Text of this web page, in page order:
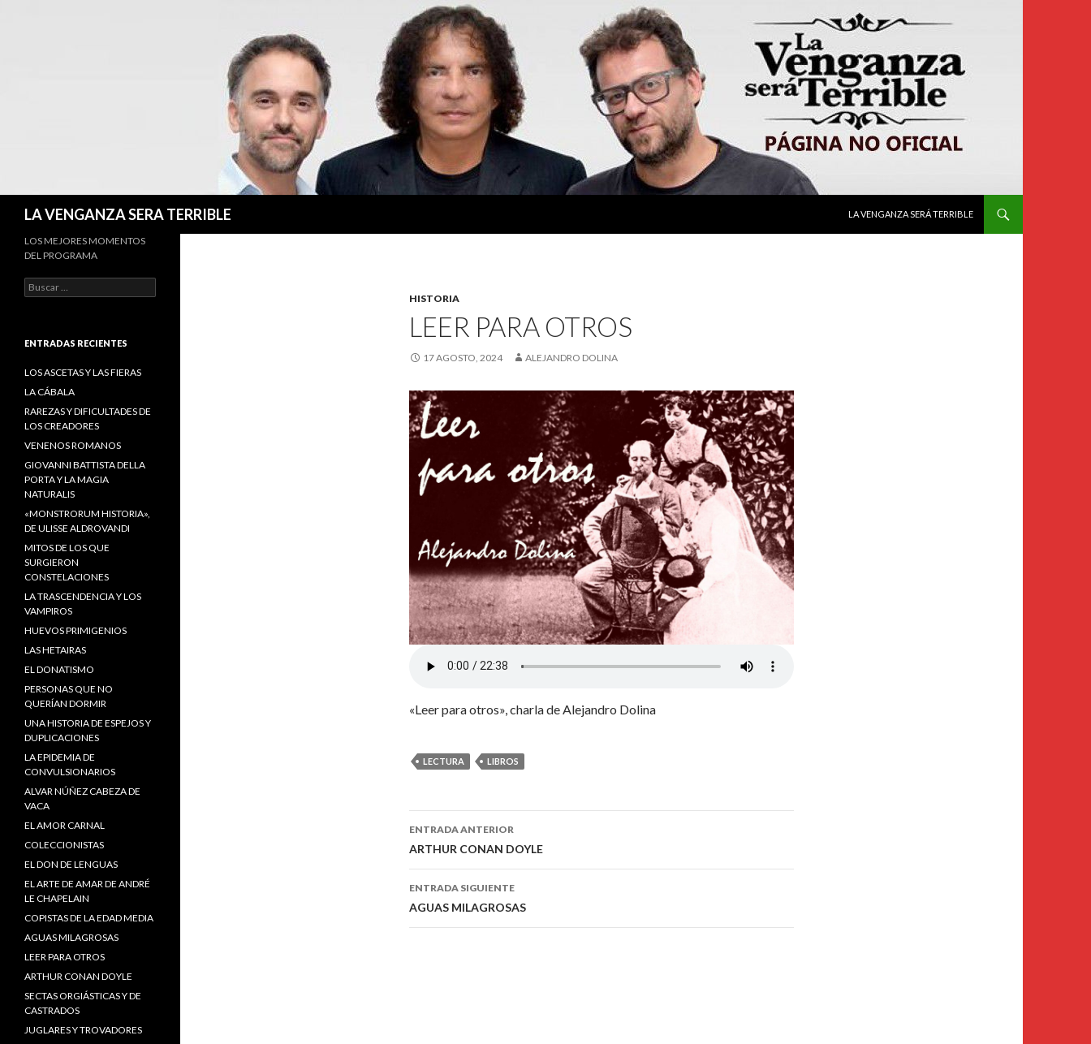
LA VENGANZA SERA TERRIBLE
LA VENGANZA SERÁ TERRIBLE
HISTORIA
LEER PARA OTROS
17 AGOSTO, 2024 ALEJANDRO DOLINA
«Leer para otros», charla de Alejandro Dolina
LECTURA LIBROS
Ir
a
la
entrada
ENTRADA ANTERIOR
ARTHUR CONAN DOYLE
ENTRADA SIGUIENTE
AGUAS MILAGROSAS
LOS MEJORES MOMENTOS
DEL PROGRAMA
Buscar:
ENTRADAS RECIENTES
LOS ASCETAS Y LAS FIERAS
LA CÁBALA
RAREZAS Y DIFICULTADES DE
LOS CREADORES
VENENOS ROMANOS
GIOVANNI BATTISTA DELLA
PORTA Y LA MAGIA
NATURALIS
«MONSTRORUM HISTORIA»,
DE ULISSE ALDROVANDI
MITOS DE LOS QUE
SURGIERON
CONSTELACIONES
LA TRASCENDENCIA Y LOS
VAMPIROS
HUEVOS PRIMIGENIOS
LAS HETAIRAS
EL DONATISMO
PERSONAS QUE NO
QUERÍAN DORMIR
UNA HISTORIA DE ESPEJOS Y
DUPLICACIONES
LA EPIDEMIA DE
CONVULSIONARIOS
ALVAR NÚÑEZ CABEZA DE
VACA
EL AMOR CARNAL
COLECCIONISTAS
EL DON DE LENGUAS
EL ARTE DE AMAR DE ANDRÉ
LE CHAPELAIN
COPISTAS DE LA EDAD MEDIA
AGUAS MILAGROSAS
LEER PARA OTROS
ARTHUR CONAN DOYLE
SECTAS ORGIÁSTICAS Y DE
CASTRADOS
JUGLARES Y TROVADORES